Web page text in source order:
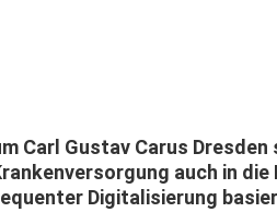
Carl Gustav Carus
auch in die
Digitali­sierung